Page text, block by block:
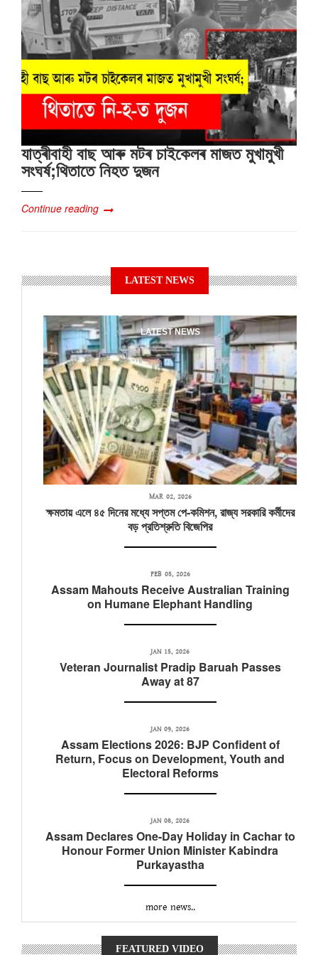
যাত্ৰীবাহী বাছ আৰু মটৰ চাইকেলৰ মাজত মুখামুখী
সংঘৰ্ষ;থিতাতে নিহত দুজন
Continue reading
LATEST NEWS
LATEST NEWS
MAR 02, 2026
ক্ষমতায় এলে ৪৫ দিনের মধ্যে সপ্তম পে-কমিশন, রাজ্য সরকারি কর্মীদের
বড় প্রতিশ্রুতি বিজেপির
FEB 05, 2026
Assam Mahouts Receive Australian Training
on Humane Elephant Handling
JAN 15, 2026
Veteran Journalist Pradip Baruah Passes
Away at 87
JAN 09, 2026
Assam Elections 2026: BJP Confident of
Return, Focus on Development, Youth and
Electoral Reforms
JAN 08, 2026
Assam Declares One-Day Holiday in Cachar to
Honour Former Union Minister Kabindra
Purkayastha
more news..
FEATURED VIDEO